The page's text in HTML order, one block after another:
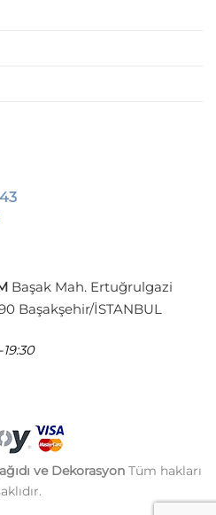
Başak Mah. Ertuğrulgazi
Başakşehir/İSTANBUL
ve DekorasyonTüm hakları